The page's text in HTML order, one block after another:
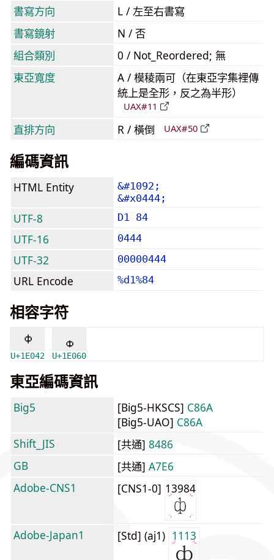
書寫方向
L / 左至右書寫
書寫鏡射
N / 否
組合類別
0 / Not_Reordered; 無
東亞寬度
A / 模稜兩可（在東亞字集裡傳
統上是全形，反之為半形）
UAX#11
直排方向 R / 橫倒 UAX#50
編碼資訊
HTML Entity
&#1092;
&#x0444;
UTF-8 D1 84
UTF-16 0444
UTF-32 00000444
URL Encode %d1%84
相容字符
𞁂
U+1E042
𞁠
U+1E060
東亞編碼資訊
Big5 [Big5-HKSCS] C86A
[Big5-UAO] C86A
Shift_JIS
[共通] 8486
GB
[共通] A7E6
Adobe-CNS1
[CNS1-0] 13984
Adobe-Japan1 [Std] (aj1) 1113